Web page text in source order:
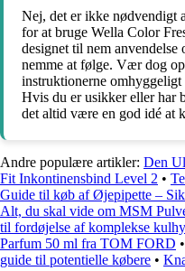
Nej, det er ikke nødvendigt
for at bruge Wella Color
designet til nem
nemme at følge. Vær dog
instruktionerne omhyggeligt
Hvis du er usikker eller har
det altid være en god idé at
Andre populære artikler: Den
Fit Inkontinensbind Level 2 •
Guide til køb af Øjepipette –
Alt, du skal vide om MSM
til fordøjelse af komplekse
Parfum 50 ml fra TOM FORD •
guide til potentielle købere •